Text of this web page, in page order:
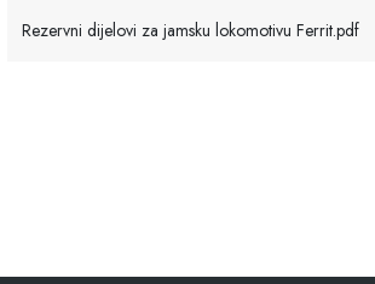
Rezervni dijelovi za jamsku lokomotivu Ferrit.pdf